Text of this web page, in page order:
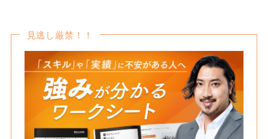
見逃し厳禁！！